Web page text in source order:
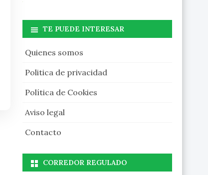
TE PUEDE INTERESAR
Quienes somos
Politica de privacidad
Política de Cookies
Aviso legal
Contacto
CORREDOR REGULADO